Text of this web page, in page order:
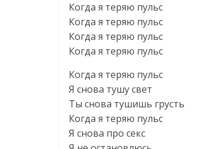
Когда я теряю пульс
Когда я теряю пульс
Когда я теряю пульс
Когда я теряю пульс
Когда я теряю пульс
Я снова тушу свет
Ты снова тушишь грусть
Когда я теряю пульс
Я снова про секс